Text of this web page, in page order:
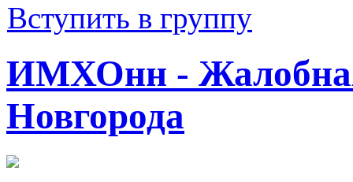
Вступить в группу
ИМХОнн -
Новгорода